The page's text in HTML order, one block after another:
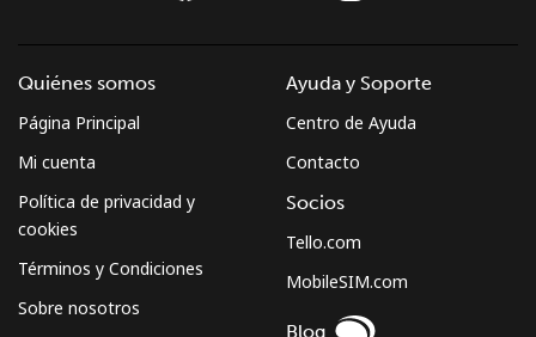
Quiénes somos
Página Principal
Mi cuenta
Política de privacidad y
cookies
Términos y Condiciones
Sobre nosotros
Ayuda y Soporte
Centro de Ayuda
Contacto
Socios
Tello.com
MobileSIM.com
Blog